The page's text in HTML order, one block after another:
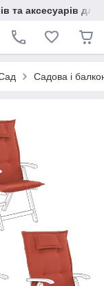
та аксесуарів для
Садова і